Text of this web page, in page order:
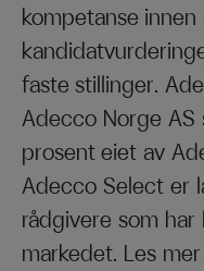
kompetanse
faste stillinger.
Adecco Norge AS
prosent eiet av
Adecco Select er
rådgivere som
markedet. Les